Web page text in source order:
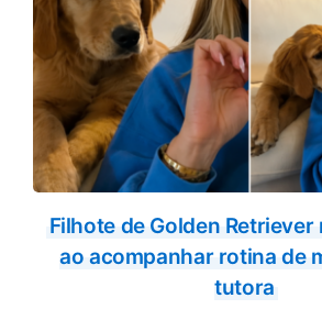
Filhote de Golden Retriever
ao acompanhar rotina de
tutora